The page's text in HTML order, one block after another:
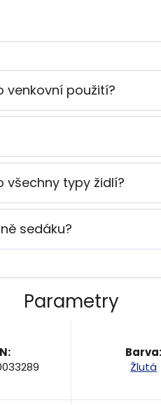
venkovní použití?
všechny typy židlí?
sedáku?
Parametry
:
Barva:
Žlutá